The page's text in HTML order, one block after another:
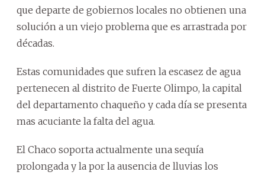
que departe de gobiernos locales no obtienen una
solución a un viejo problema que es arrastrada por
décadas.
Estas comunidades que sufren la escasez de agua
pertenecen al distrito de Fuerte Olimpo, la capital
del departamento chaqueño y cada día se presenta
mas acuciante la falta del agua.
El Chaco soporta actualmente una sequía
prolongada y la por la ausencia de lluvias los